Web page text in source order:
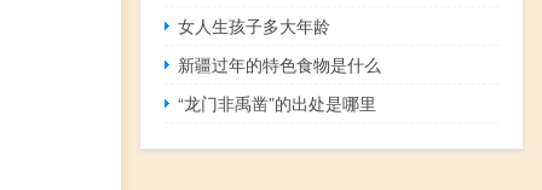
女人生孩子多大年龄
新疆过年的特色食物是什么
“龙门非禹凿”的出处是哪里